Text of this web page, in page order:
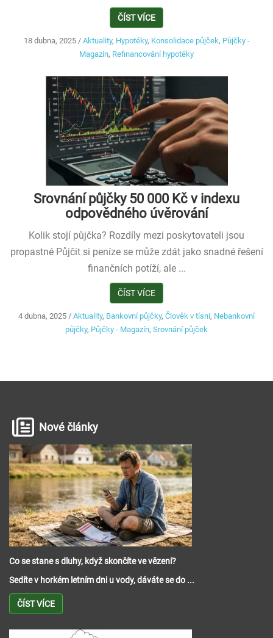
ČÍST VÍCE
18 dubna, 2025/ Aktuality, Hypotéky, Konsolidace půjček, Půjčky -
Magazín, Refinancování hypotéky
Srovnání půjčky 50 000 Kč v indexu
odpovědného úvěrování
Kolik stojí půjčka? Rozdíly mezi poskytovateli jsou
propastné Půjčit si peníze se může zdát jako snadné řešení
finančních potíží, ale ...
ČÍST VÍCE
4 dubna, 2025 / Aktuality, Bankovní půjčky, Člověk v tísni, Nebankovní
půjčky, Půjčky - Magazín, Srovnání půjček
Nové články
Co se stane s dluhy, když skončíte ve vězení?
Sedíte v horkém letním dni u vody, dáváte se do ...
ČÍST VÍCE